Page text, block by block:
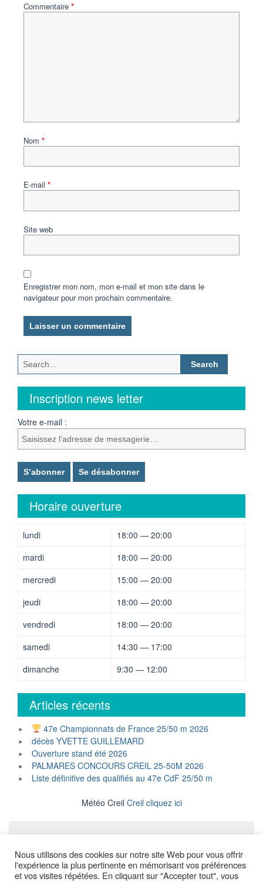
Commentaire *
Nom *
E-mail *
Site web
Enregistrer mon nom, mon e-mail et mon site dans le
navigateur pour mon prochain commentaire.
Search
for:
Inscription news letter
Votre e-mail :
Horaire ouverture
lundi
18:00 — 20:00
mardi
18:00 — 20:00
mercredi
15:00 — 20:00
jeudi
18:00 — 20:00
vendredi
18:00 — 20:00
samedi
14:30 — 17:00
dimanche
9:30 — 12:00
Articles récents
47e Championnats de France 25/50 m 2026
décès YVETTE GUILLEMARD
Ouverture stand été 2026
PALMARES CONCOURS CREIL 25-50M 2026
Liste définitive des qualifiés au 47e CdF 25/50 m
Météo Creil Creil cliquez ici
Nous utilisons des cookies sur notre site Web pour vous offrir
l'expérience la plus pertinente en mémorisant vos préférences
et vos visites répétées. En cliquant sur "Accepter tout", vous